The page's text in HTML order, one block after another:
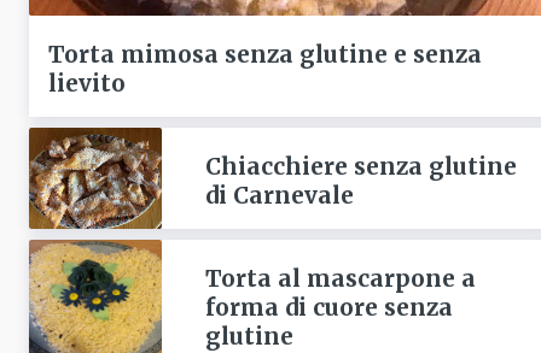
Torta mimosa senza glutine e senza
lievito
Chiacchiere senza glutine
di Carnevale
Torta al mascarpone a
forma di cuore senza
glutine